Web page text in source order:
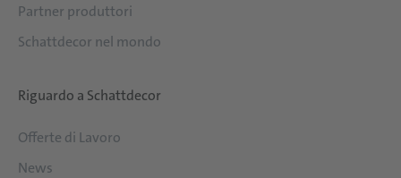
Partner produttori
Schattdecor nel mondo
Riguardo a Schattdecor
Offerte di Lavoro
News